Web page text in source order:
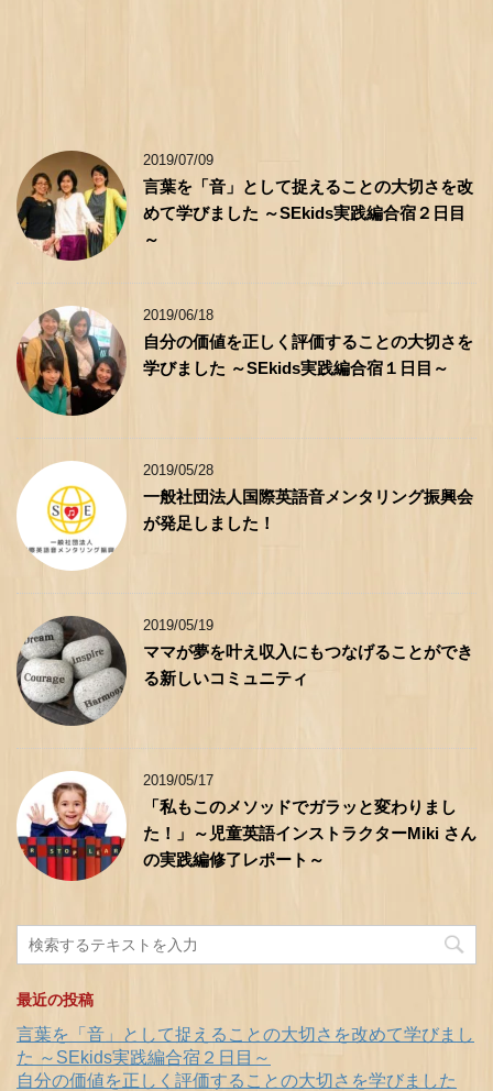
2019/07/09
言葉を「音」として捉えることの大切さを改
めて学びました ～SEkids実践編合宿２日目
～
2019/06/18
自分の価値を正しく評価することの大切さを
学びました ～SEkids実践編合宿１日目～
2019/05/28
一般社団法人国際英語音メンタリング振興会
が発足しました！
2019/05/19
ママが夢を叶え収入にもつなげることができ
る新しいコミュニティ
2019/05/17
「私もこのメソッドでガラッと変わりまし
た！」～児童英語インストラクターMiki さん
の実践編修了レポート～
最近の投稿
言葉を「音」として捉えることの大切さを改めて学びまし
た ～SEkids実践編合宿２日目～
自分の価値を正しく評価することの大切さを学びました